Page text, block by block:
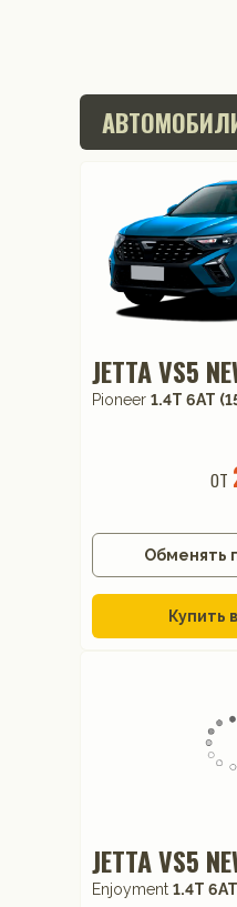
JETTA VS5
Pioneer 1.4T 6AT
от
Обменять
Купить
JETTA VS5
Enjoyment 1.4T